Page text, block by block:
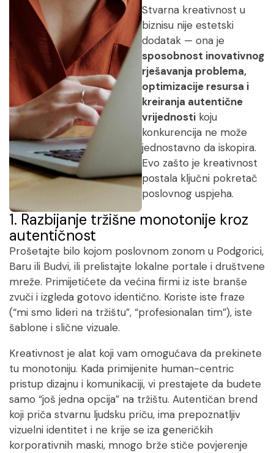
Stvarna kreativnost u
biznisu nije estetski
dodatak — ona je
sposobnost inovativnog
rješavanja problema,
optimizacije resursa i
kreiranja autentične
vrijednostikoju
konkurencija ne može
jednostavno da iskopira.
Evo zašto je kreativnost
postala ključni pokretač
poslovnog uspjeha.
1. Razbijanje tržišne monotonije kroz
autentičnost
Prošetajte bilo kojom poslovnom zonom u Podgorici,
Baru ili Budvi, ili prelistajte lokalne portale i društvene
mreže. Primijetićete da većina firmi iz iste branše
zvuči i izgleda gotovo identično. Koriste iste fraze
(“mi smo lideri na tržištu”, “profesionalan tim”), iste
šablone i slične vizuale.
Kreativnost je alat koji vam omogućava da prekinete
tu monotoniju. Kada primijenite human-centric
pristup dizajnu i komunikaciji, vi prestajete da budete
samo “još jedna opcija” na tržištu. Autentičan brend
koji priča stvarnu ljudsku priču, ima prepoznatljiv
vizuelni identitet i ne krije se iza generičkih
korporativnih maski, mnogo brže stiče povjerenje